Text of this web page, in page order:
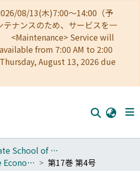
08/13(木)7:00～14:00（予
テナンスのため、サービスを一
<Maintenance> Service will
from 7:00 AM to 2:00
August 13, 2026 due
040_Graduate School of Economics
Keizai-ronsō : The Economic Review
第17巻 第4号